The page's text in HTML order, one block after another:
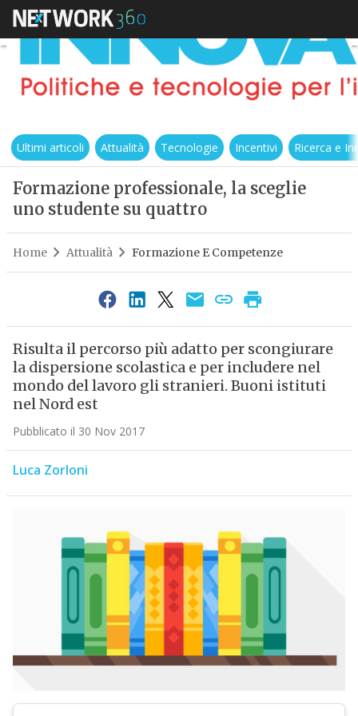
Ultimi articoli Attualità Tecnologie Incentivi Ricerca e
Formazione professionale, la sceglie
uno studente su quattro
Home Attualità Formazione E Competenze
Risulta il percorso più adatto per scongiurare
la dispersione scolastica e per includere nel
mondo del lavoro gli stranieri. Buoni istituti
nel Nord est
Pubblicato il 30 Nov 2017
Luca Zorloni